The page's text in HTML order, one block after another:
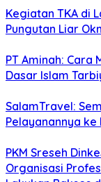
Kegiatan TKA di
Pungutan Liar
PT Aminah: Cara
Dasar Islam
SalamTravel:
Pelayanannya ke
PKM Sreseh
Organisasi